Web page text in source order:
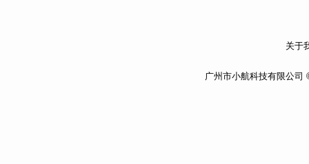
关于
广州市小航科技有限公